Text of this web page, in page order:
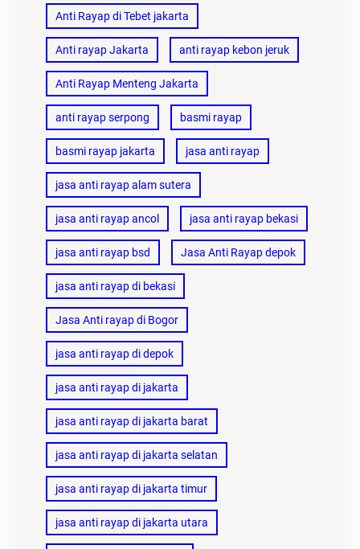
Anti Rayap di Tebet jakarta
Anti rayap Jakarta anti rayap kebon jeruk
Anti Rayap Menteng Jakarta
anti rayap serpong basmi rayap
basmi rayap jakarta jasa anti rayap
jasa anti rayap alam sutera
jasa anti rayap ancol jasa anti rayap bekasi
jasa anti rayap bsd Jasa Anti Rayap depok
jasa anti rayap di bekasi
Jasa Anti rayap di Bogor
jasa anti rayap di depok
jasa anti rayap di jakarta
jasa anti rayap di jakarta barat
jasa anti rayap di jakarta selatan
jasa anti rayap di jakarta timur
jasa anti rayap di jakarta utara